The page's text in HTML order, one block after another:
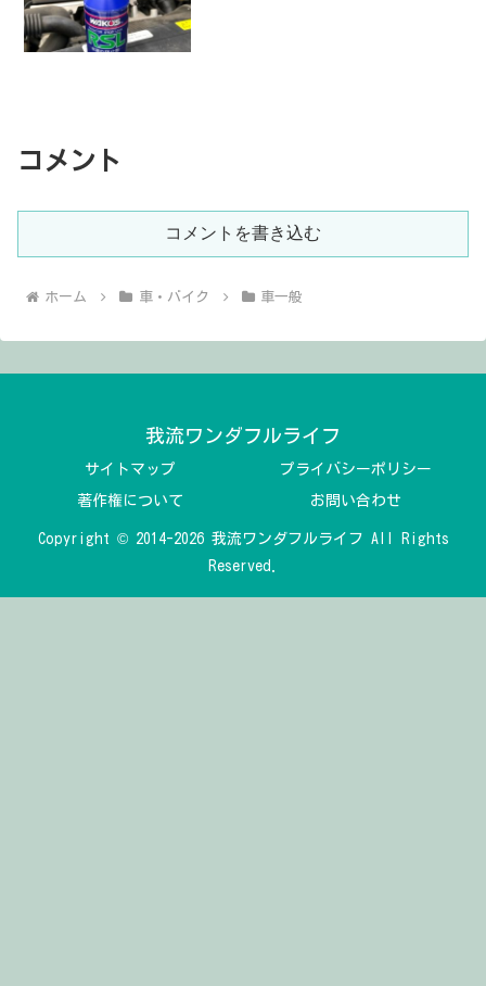
コメント
コメントを書き込む
ホーム 車・バイク 車一般
我流ワンダフルライフ
サイトマップ プライバシーポリシー
著作権について お問い合わせ
Copyright © 2014-2026 我流ワンダフルライフ All Rights
Reserved.